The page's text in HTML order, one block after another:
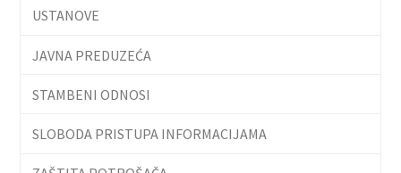
USTANOVE
JAVNA PREDUZEĆA
STAMBENI ODNOSI
SLOBODA PRISTUPA INFORMACIJAMA